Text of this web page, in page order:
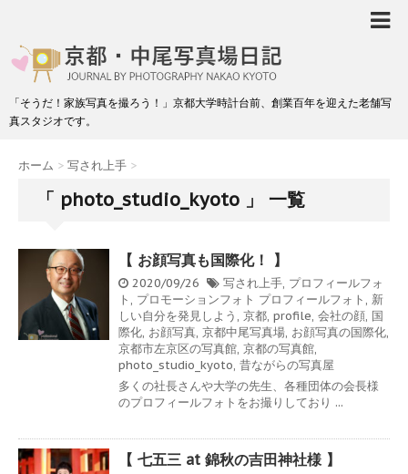
「そうだ！家族写真を撮ろう！」京都大学時計台前、創業百年を迎えた老舗写
真スタジオです。
ホーム > 写され上手 >
「 photo_studio_kyoto 」 一覧
【 お顔写真も国際化！ 】
2020/09/26 写され上手, プロフィールフォ
ト , プロモーションフォト プロフィールフォト , 新
しい自分を発見しよう , 京都, profile, 会社の顔, 国
際化, お顔写真, 京都中尾写真場, お顔写真の国際化,
京都市左京区の写真館, 京都の写真館,
photo_studio_kyoto, 昔ながらの写真屋
多くの社長さんや大学の先生、各種団体の会長様
のプロフィールフォトをお撮りしており ...
【 七五三 at 錦秋の吉田神社様 】